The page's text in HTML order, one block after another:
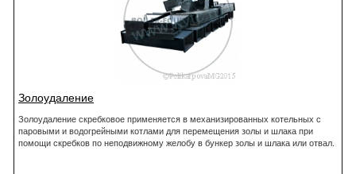
Золоудаление
Золоудаление скребковое применяется в механизированных котельных с
паровыми и водогрейными котлами для перемещения золы и шлака при
помощи скребков по неподвижному желобу в бункер золы и шлака или отвал.